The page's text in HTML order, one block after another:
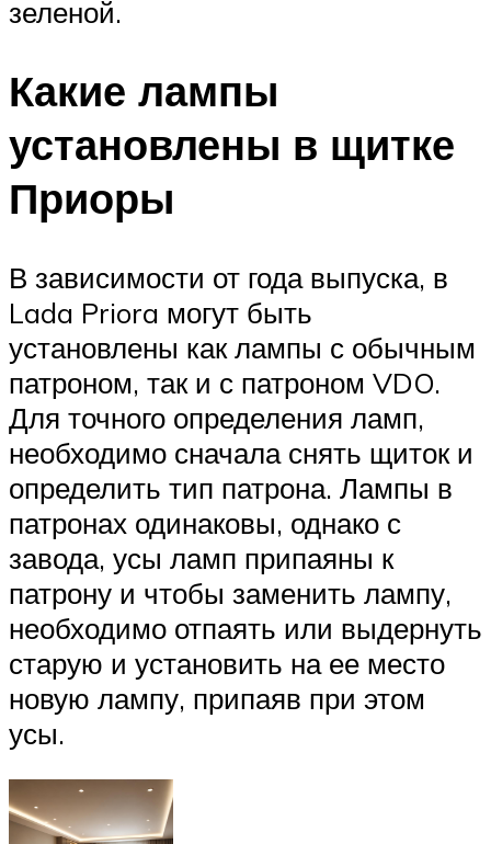
зеленой.
Какие лампы
установлены в щитке
Приоры
В зависимости от года выпуска, в
Lada Priora могут быть
установлены как лампы с обычным
патроном, так и с патроном VDO.
Для точного определения ламп,
необходимо сначала снять щиток и
определить тип патрона. Лампы в
патронах одинаковы, однако с
завода, усы ламп припаяны к
патрону и чтобы заменить лампу,
необходимо отпаять или выдернуть
старую и установить на ее место
новую лампу, припаяв при этом
усы.